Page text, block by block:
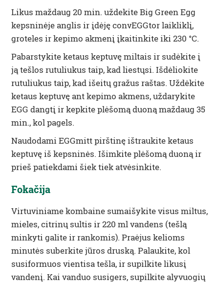
Likus maždaug 20 min. uždekite Big Green Egg
kepsninėje anglis ir įdėję convEGGtor laikliklį,
groteles ir kepimo akmenį įkaitinkite iki 230 °C.
Pabarstykite ketaus keptuvę miltais ir sudėkite į
ją tešlos rutuliukus taip, kad liestųsi. Išdėliokite
rutuliukus taip, kad išeitų gražus raštas. Uždėkite
ketaus keptuvę ant kepimo akmens, uždarykite
EGG dangtį ir kepkite plėšomą duoną maždaug 35
min., kol pagels.
Naudodami EGGmitt pirštinę ištraukite ketaus
keptuvę iš kepsninės. Išimkite plėšomą duoną ir
prieš patiekdami šiek tiek atvėsinkite.
Fokačija
Virtuviniame kombaine sumaišykite visus miltus,
mieles, citrinų sultis ir 220 ml vandens (tešlą
minkyti galite ir rankomis). Praėjus kelioms
minutės suberkite jūros druską. Palaukite, kol
susiformuos vientisa tešla, ir supilkite likusį
vandenį. Kai vanduo susigers, supilkite alyvuogių